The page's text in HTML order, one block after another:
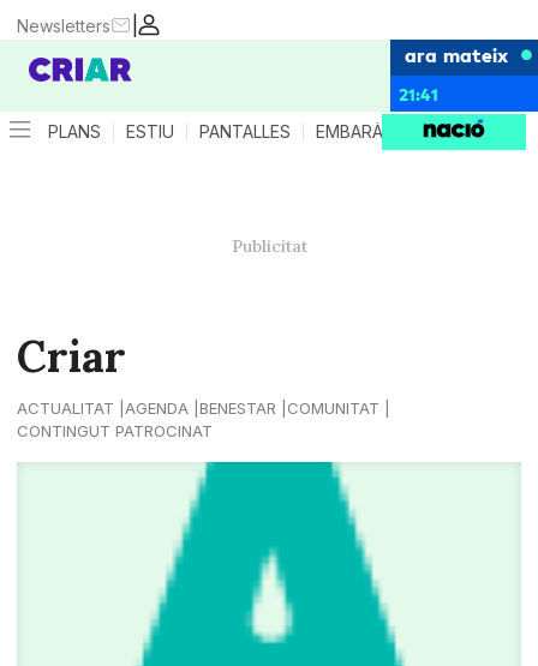
|
Newsletters
ara mateix
21:41
PLANS ESTIU PANTALLES EMBARÀS CRIANÇA
Criar
ACTUALITAT AGENDA BENESTAR
COMUNITAT
CONTINGUT PATROCINAT